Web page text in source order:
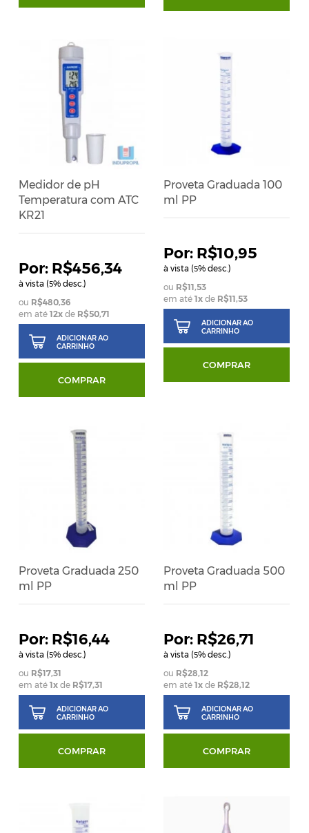
Medidor de pH
Temperatura com ATC
KR21
R$456,34
à vista (5% desc.)
R$480,36
em até12x de R$50,71
ADICIONAR AO
CARRINHO
COMPRAR
Proveta Graduada 100
ml PP
R$10,95
à vista (5% desc.)
R$11,53
em até 1xde R$11,53
ADICIONAR AO
CARRINHO
COMPRAR
Proveta Graduada 250
ml PP
R$16,44
à vista (5% desc.)
R$17,31
em até1x de R$17,31
ADICIONAR AO
CARRINHO
COMPRAR
Proveta Graduada 500
ml PP
R$26,71
à vista (5% desc.)
R$28,12
em até 1xde R$28,12
ADICIONAR AO
CARRINHO
COMPRAR